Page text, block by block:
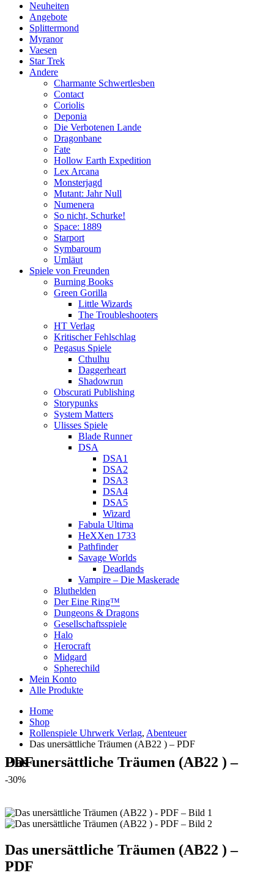
Neuheiten
Angebote
Splittermond
Myranor
Vaesen
Star Trek
Andere
Charmante Schwertlesben
Contact
Coriolis
Deponia
Die Verbotenen Lande
Dragonbane
Fate
Hollow Earth Expedition
Lex Arcana
Monsterjagd
Mutant: Jahr Null
Numenera
So nicht, Schurke!
Space: 1889
Starport
Symbaroum
Umläut
Spiele von Freunden
Burning Books
Green Gorilla
Little Wizards
The Troubleshooters
HT Verlag
Kritischer Fehlschlag
Pegasus Spiele
Cthulhu
Daggerheart
Shadowrun
Obscurati Publishing
Storypunks
System Matters
Ulisses Spiele
Blade Runner
DSA
DSA1
DSA2
DSA3
DSA4
DSA5
Wizard
Fabula Ultima
HeXXen 1733
Pathfinder
Savage Worlds
Deadlands
Vampire – Die Maskerade
Bluthelden
Der Eine Ring™
Dungeons & Dragons
Gesellschaftsspiele
Halo
Herocraft
Midgard
Spherechild
Mein Konto
Alle Produkte
Home
Shop
Rollenspiele Uhrwerk Verlag, Abenteuer
Das unersättliche Träumen (AB22 ) – PDF
Das unersättliche Träumen (AB22 ) – PDF
-30%
Das unersättliche Träumen (AB22 ) –
PDF